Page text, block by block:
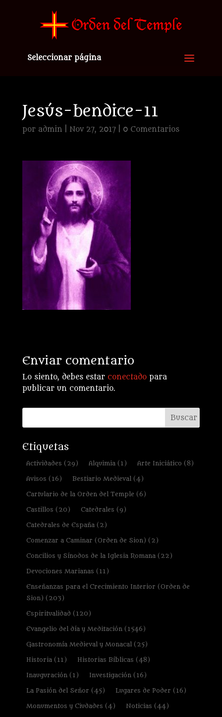
Seleccionar página
Jesús-bendice-11
por admin Nov 27, 2017| 0 Comentarios
Enviar comentario
Lo siento, debes estar conectadopara
publicar un comentario.
Etiquetas
Actividades (29) Alquimia(1) Arte Iniciático (8)
Avisos (16) Bestiario Medieval(4)
Cartulario de la Orden del Temple (6)
Castillos (20) Catedrales (9)
Catedrales de España(2)
Comenzar a Caminar (Orden de Sion) (2)
Concilios y Sínodos de la Iglesia Romana(22)
Devociones Marianas (11)
Enseñanzas para el Crecimiento Interior (Orden de
Sion) (203)
Espiritualidad (120)
Evangelio del día y Meditación(1546)
Gastronomía Medieval y Monacal(25)
Historia(11) Historias Bíblicas (48)
Inauguración(1) Investigación(16)
La Pasión del Señor (45) Lugares de Poder (16)
Monumentos y Ciudades (4) Noticias (44)